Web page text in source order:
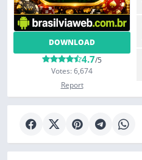
DOWNLOAD
4.7/5
Votes: 6,674
Report